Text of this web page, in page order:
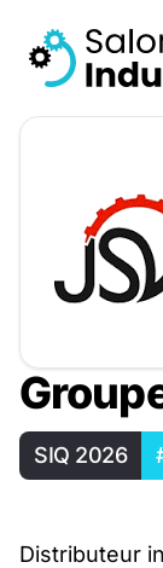
SIQ 2026
Distributeur